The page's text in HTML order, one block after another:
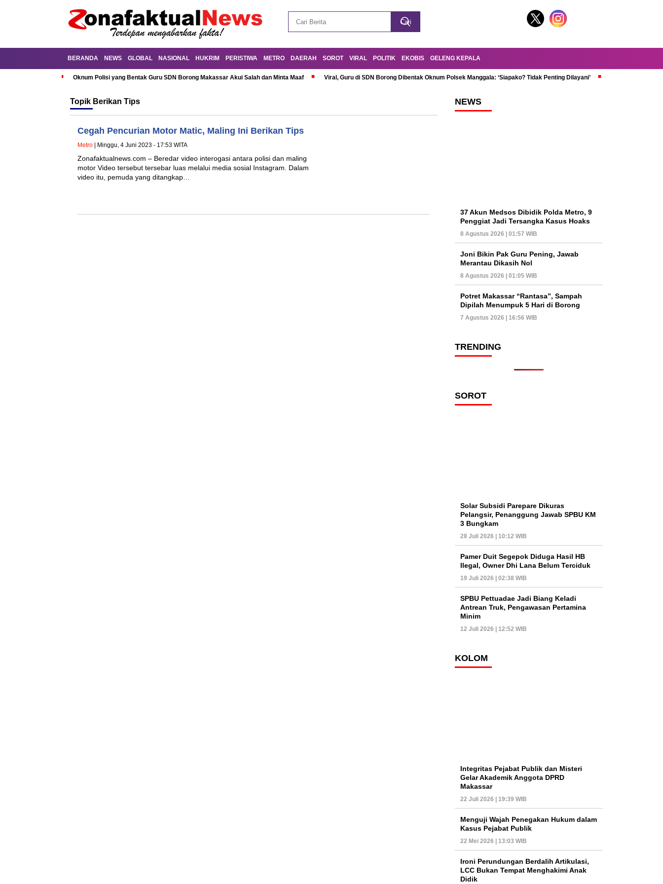
BERANDA NEWS GLOBAL NASIONAL HUKRIM PERISTIWA METRO DAERAH SOROT VIRAL POLITIK EKOBIS GELENG KEPALA
Oknum Polisi yang Bentak Guru SDN Borong Makassar Akui Salah dan Minta Maaf Viral, Guru di SDN Borong Dibentak Oknum Polsek Manggala: ‘Siapako? Tidak Penting Dilayani’
Topik Berikan Tips
Cegah Pencurian Motor Matic, Maling Ini Berikan Tips
Metro | Minggu, 4 Juni 2023 - 17:53 WITA
Zonafaktualnews.com – Beredar video interogasi antara polisi dan maling
motor Video tersebut tersebar luas melalui media sosial Instagram. Dalam
video itu, pemuda yang ditangkap…
NEWS
37 Akun Medsos Dibidik Polda Metro, 9
Penggiat Jadi Tersangka Kasus Hoaks
8 Agustus 2026 | 01:57 WIB
Joni Bikin Pak Guru Pening, Jawab
Merantau Dikasih Nol
8 Agustus 2026 | 01:05 WIB
Potret Makassar “Rantasa”, Sampah
Dipilah Menumpuk 5 Hari di Borong
7 Agustus 2026 | 16:56 WIB
TRENDING
SOROT
Solar Subsidi Parepare Dikuras
Pelangsir, Penanggung Jawab SPBU KM
3 Bungkam
28 Juli 2026 | 10:12 WIB
Pamer Duit Segepok Diduga Hasil HB
Ilegal, Owner Dhi Lana Belum Terciduk
19 Juli 2026 | 02:38 WIB
SPBU Pettuadae Jadi Biang Keladi
Antrean Truk, Pengawasan Pertamina
Minim
12 Juli 2026 | 12:52 WIB
KOLOM
Integritas Pejabat Publik dan Misteri
Gelar Akademik Anggota DPRD
Makassar
22 Juli 2026 | 19:39 WIB
Menguji Wajah Penegakan Hukum dalam
Kasus Pejabat Publik
22 Mei 2026 | 13:03 WIB
Ironi Perundungan Berdalih Artikulasi,
LCC Bukan Tempat Menghakimi Anak
Didik